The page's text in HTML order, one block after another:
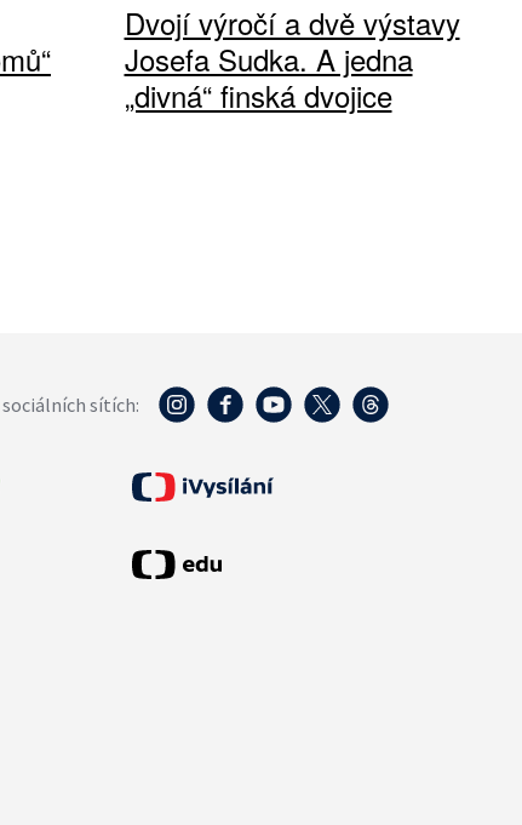
Dvojí výročí a dvě výstavy
Josefa Sudka. A jedna
„divná“ finská dvojice
sítích: